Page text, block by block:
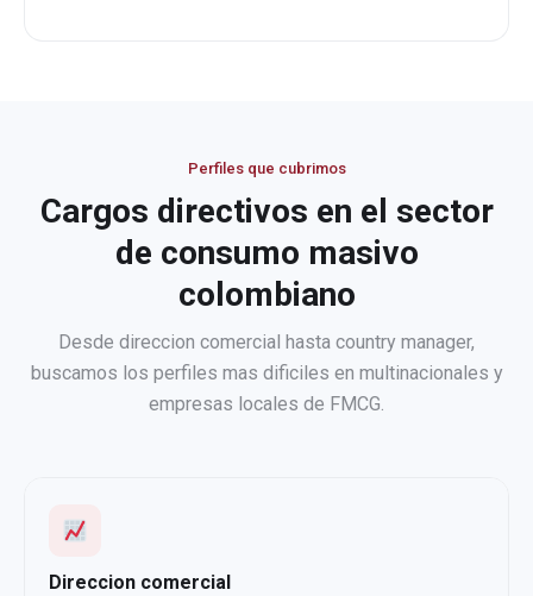
Perfiles que cubrimos
Cargos directivos en el sector
de consumo masivo
colombiano
Desde direccion comercial hasta country manager,
buscamos los perfiles mas dificiles en multinacionales y
empresas locales de FMCG.
Direccion comercial